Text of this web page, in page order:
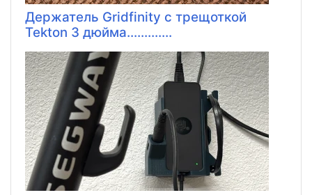
Держатель Gridfinity с трещоткой
Tekton 3 дюйма.............